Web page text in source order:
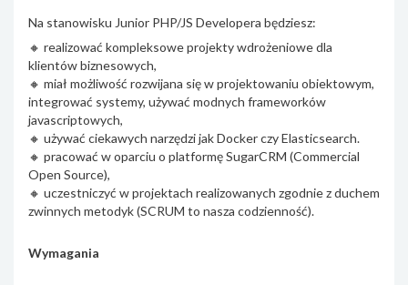
Na stanowisku Junior PHP/JS Developera będziesz:
🔸 realizować kompleksowe projekty wdrożeniowe dla
klientów biznesowych,
🔸 miał możliwość rozwijana się w projektowaniu obiektowym,
integrować systemy, używać modnych frameworków
javascriptowych,
🔸 używać ciekawych narzędzi jak Docker czy Elasticsearch.
🔸 pracować w oparciu o platformę SugarCRM (Commercial
Open Source),
🔸 uczestniczyć w projektach realizowanych zgodnie z duchem
zwinnych metodyk (SCRUM to nasza codzienność).
Wymagania